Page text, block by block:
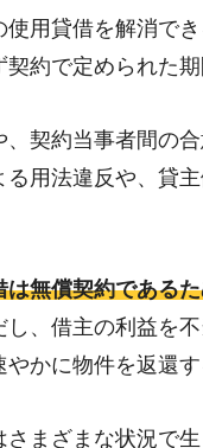
用貸借を解消でき
約で定められた期
契約当事者間の
用法違反や、貸
は無償契約である
し、借主の利益を
かに物件を返還す
まざまな状況で